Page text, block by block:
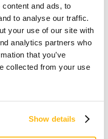
and ads, to
to analyse our traffic.
your use of our site with
analytics partners who
that you’ve
collected from your use
Show details